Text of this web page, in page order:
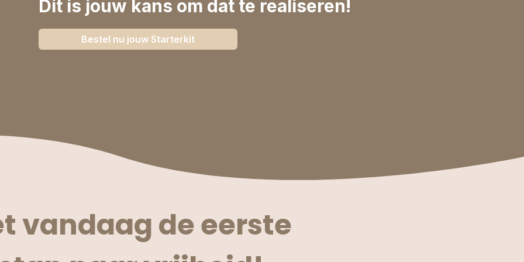
Dit is jouw kans om dat te realiseren!
Bestel nu jouw Starterkit
vandaag de eerste